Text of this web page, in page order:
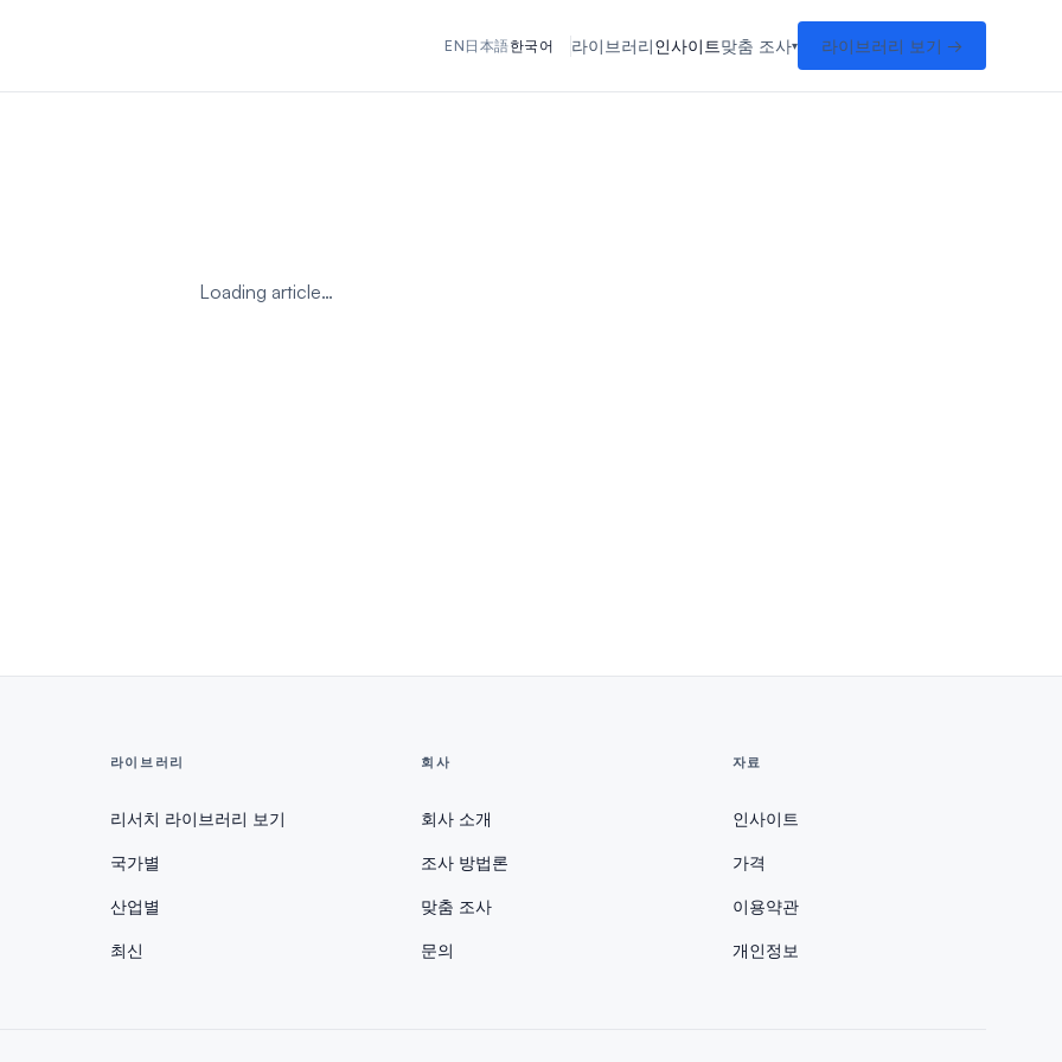
EN 日本語한국어 라이브러리인사이트맞춤 조사 라이브러리 보기 →
Loading article…
라이브러리
리서치 라이브러리 보기
국가별
산업별
최신
회사
회사 소개
조사 방법론
맞춤 조사
문의
자료
인사이트
가격
이용약관
개인정보